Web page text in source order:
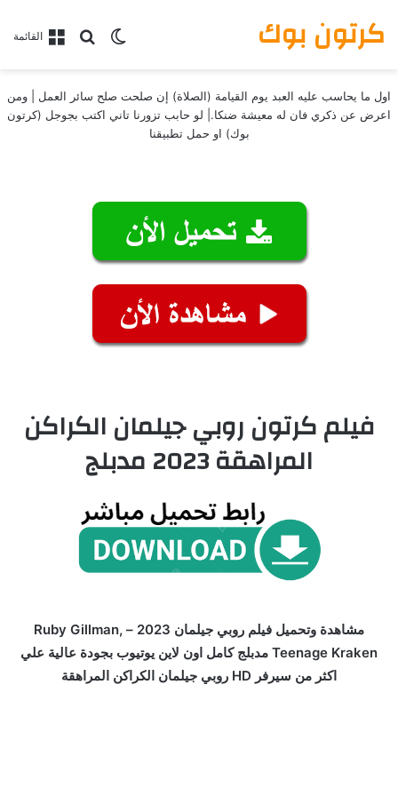
القائمةبحث عن
الوضع المظلم كرتون بوك
اول ما يحاسب عليه العبد يوم القيامة (الصلاة) إن صلحت صلح سائر العمل | ومن
اعرض عن ذكري فان له معيشة ضنكا.| لو حابب تزورنا تاني اكتب بجوجل (كرتون
بوك) او حمل تطبيقنا
فيلم كرتون روبي جيلمان الكراكن
المراهقة 2023 مدبلج
مشاهدة وتحميل فيلم روبي جيلمان 2023 – Ruby Gillman,
Teenage Kraken مدبلج كامل اون لاين يوتيوب بجودة عالية علي
اكثر من سيرفر HD روبي جيلمان الكراكن المراهقة